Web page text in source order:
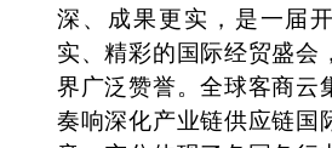
深、成果更实，是一届
实、精彩的国际经贸盛会
界广泛赞誉。全球客商云
奏响深化产业链供应链国